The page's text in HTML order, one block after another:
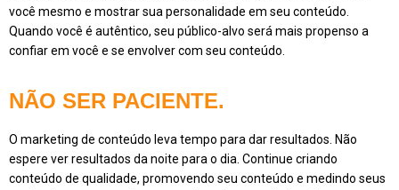
você mesmo e mostrar sua personalidade em seu conteúdo.
Quando você é autêntico, seu público-alvo será mais propenso a
confiar em você e se envolver com seu conteúdo.
NÃO SER PACIENTE.
O marketing de conteúdo leva tempo para dar resultados. Não
espere ver resultados da noite para o dia. Continue criando
conteúdo de qualidade, promovendo seu conteúdo e medindo seus